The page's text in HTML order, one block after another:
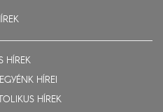
HÍREK
HÍREI
HÍREK